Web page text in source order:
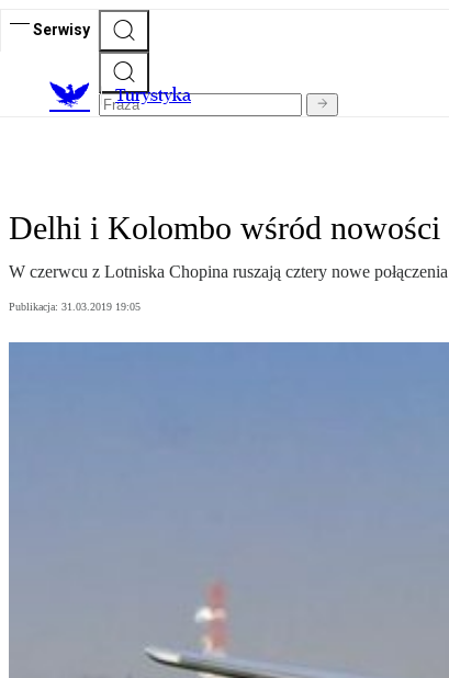
Serwisy
Turystyka
Delhi i Kolombo wśród nowości
W czerwcu z Lotniska Chopina ruszają cztery nowe
Publikacja: 31.03.2019 19:05